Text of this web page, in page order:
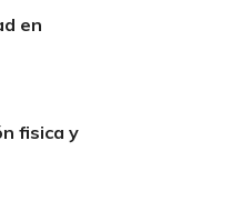
en
fisica y